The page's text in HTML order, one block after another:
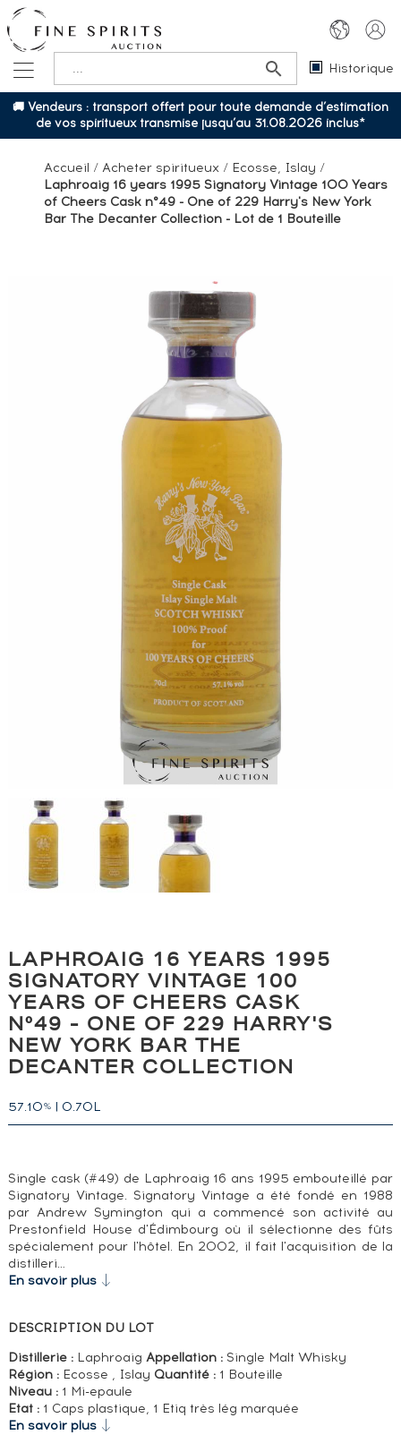
Historique
🚚 Vendeurs : transport offert pour toute demande d’estimation
de vos spiritueux transmise jusqu’au 31.08.2026 inclus*
Accueil / Acheter spiritueux / Ecosse, Islay /
Laphroaig 16 years 1995 Signatory Vintage 100 Years
of Cheers Cask n°49 - One of 229 Harry's New York
Bar The Decanter Collection - Lot de 1 Bouteille
LAPHROAIG 16 YEARS 1995
SIGNATORY VINTAGE 100
YEARS OF CHEERS CASK
N°49 - ONE OF 229 HARRY'S
NEW YORK BAR THE
DECANTER COLLECTION
57.10% | 0.70L
Single cask (#49) de Laphroaig 16 ans 1995 embouteillé par
Signatory Vintage. Signatory Vintage a été fondé en 1988
par Andrew Symington qui a commencé son activité au
Prestonfield House d'Édimbourg où il sélectionne des fûts
spécialement pour l'hôtel. En 2002, il fait l'acquisition de la
distilleri…
En savoir plus
DESCRIPTION DU LOT
Distillerie :Laphroaig Appellation :Single Malt Whisky
Région : Ecosse , Islay Quantité :1 Bouteille
Niveau :1 Mi-epaule
Etat :1 Caps plastique, 1 Etiq très lég marquée
En savoir plus